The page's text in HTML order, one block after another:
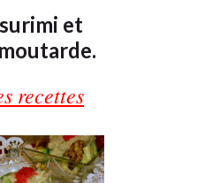
et
recettes